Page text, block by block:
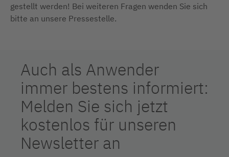
gestellt werden! Bei weiteren Fragen wenden Sie sich
bitte an unsere Pressestelle.
Auch als Anwender
immer bestens informiert:
Melden Sie sich jetzt
kostenlos für unseren
Newsletter an